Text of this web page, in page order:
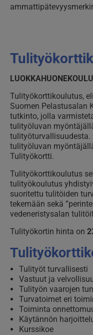
Tulityökorttikoulutus,
Suomen Pelastusalan
tutkinto, jolla
tulityöluvan
tulityöluvan
Tulityökortti.
Tulityökorttikoulutus
tulityökoulutus
suoritettu tulitöiden
tekemään sekä
vedeneristysalan
Tulityökortin hinta on
Tulityöt turvallisesti
Vastuut ja
Tulityön vaarojen
Turvatoimet eri
Toiminta
Käytännön
Kurssikoe